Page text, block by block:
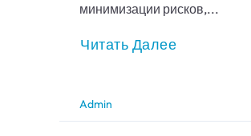
минимизации рисков,...
Читать Далее
Admin